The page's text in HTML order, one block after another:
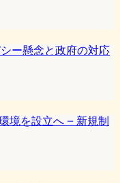
ー懸念と政府の対応
境を設立へ – 新規制